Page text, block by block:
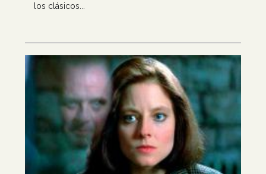
los clásicos...